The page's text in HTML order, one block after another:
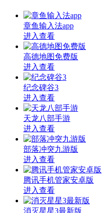
章鱼输入法app
进入查看
高德地图免费版
进入查看
纪念碑谷3
进入查看
天龙八部手游
进入查看
部落冲突九游版
进入查看
腾讯手机管家安卓版
进入查看
消灭星星3最新版